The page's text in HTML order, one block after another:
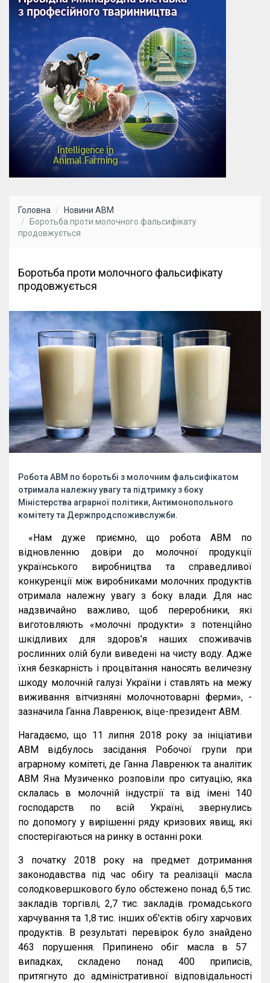
Головна
Новини АВМ
Боротьба проти молочного фальсифікату
продовжується
Боротьба проти молочного фальсифікату
продовжується
Робота АВМ по боротьбі з молочним фальсифікатом
отримала належну увагу та підтримку з боку
Міністерства аграрної політики, Антимонопольного
комітету та Держпродспоживслужби.
« Нам дуже приємно,що робота АВМ
по
відновленню
довіри до молочної
продукції
українського
виробництва та
справедливої
конкуренції між виробниками молочних продуктів
отримала належну увагу з боку влади. Для нас
надзвичайно
важливо, щоб переробники, які
виготовляють «молочні продукти» з
потенційно
шкідливих
для здоров’я наших
споживачів
рослинних олій були виведені на чисту воду. Адже
їхня безкарність і процвітання наносять величезну
шкоду молочній галузі України і ставлять на межу
виживання вітчизняні молочнотоварні ферми», -
зазначила Ганна Лавренюк, віце-президент АВМ.
Нагадаємо,що 11липня 2018року за ініціативи
АВМ
відбулось засідання Робочої групи
при
аграрному комітеті,де Ганна Лавренюк та аналітик
АВМ Яна Музиченко розповіли про ситуацію, яка
склалась
в молочній індустрії та від імені140
господарств
по всій Україні, звернулись
по допомогу у вирішенні ряду кризових явищ, які
спостерігаються на ринку в останні роки.
З початку 2018 року на предмет
дотримання
законодавства під час обігу та реалізації масла
солодковершкового було обстежено понад 6,5тис.
закладів торгівлі, 2,7тис. закладів громадського
харчування та 1,8тис. інших об'єктів обігу харчових
продуктів. В результаті перевірок було знайдено
463 порушення. Припинено обіг масла в 57
випадках,складено понад400 приписів,
притягнуто до адміністративної відповідальності